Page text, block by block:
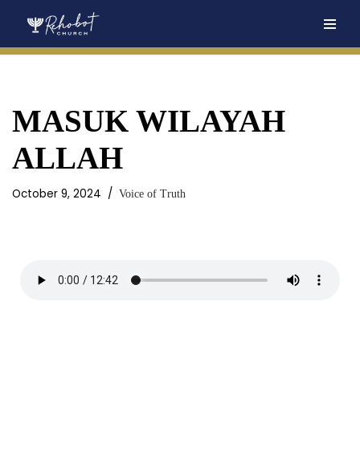
MASUK WILAYAH
ALLAH
October 9, 2024 Voice of Truth